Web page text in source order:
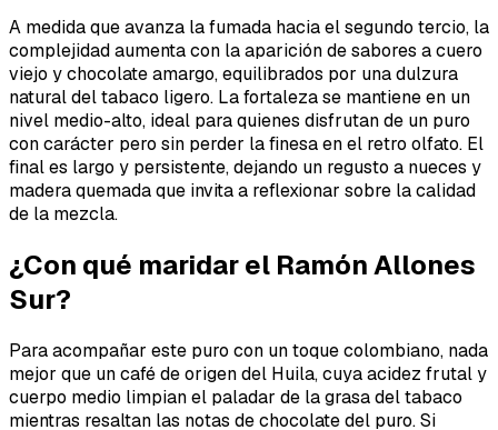
A medida que avanza la fumada hacia el segundo tercio, la
complejidad aumenta con la aparición de sabores a cuero
viejo y chocolate amargo, equilibrados por una dulzura
natural del tabaco ligero. La fortaleza se mantiene en un
nivel medio-alto, ideal para quienes disfrutan de un puro
con carácter pero sin perder la finesa en el retro olfato. El
final es largo y persistente, dejando un regusto a nueces y
madera quemada que invita a reflexionar sobre la calidad
de la mezcla.
¿Con qué maridar el Ramón Allones
Sur?
Para acompañar este puro con un toque colombiano, nada
mejor que un café de origen del Huila, cuya acidez frutal y
cuerpo medio limpian el paladar de la grasa del tabaco
mientras resaltan las notas de chocolate del puro. Si